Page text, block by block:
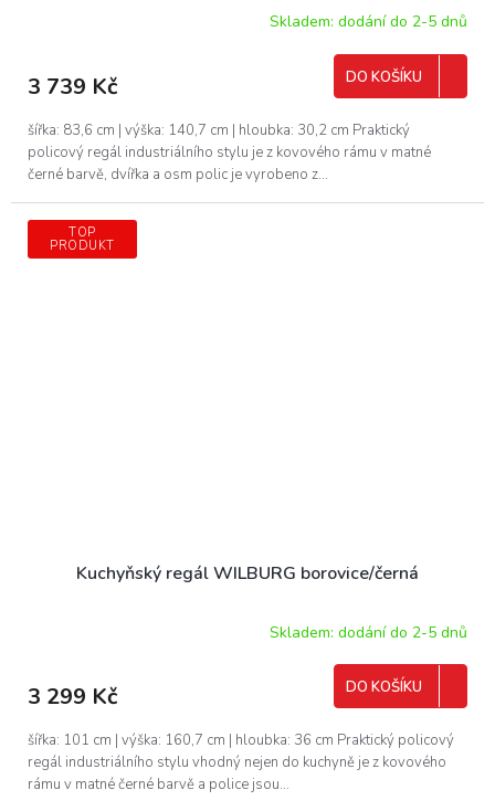
Skladem: dodání do 2-5 dnů
3 739 Kč DO KOŠÍKU
šířka: 83,6 cm | výška: 140,7 cm | hloubka: 30,2 cm Praktický
policový regál industriálního stylu je z kovového rámu v matné
černé barvě, dvířka a osm polic je vyrobeno z...
TOP
PRODUKT
Kuchyňský regál WILBURG borovice/černá
Skladem: dodání do 2-5 dnů
3 299 Kč DO KOŠÍKU
šířka: 101 cm | výška: 160,7 cm | hloubka: 36 cm Praktický policový
regál industriálního stylu vhodný nejen do kuchyně je z kovového
rámu v matné černé barvě a police jsou...